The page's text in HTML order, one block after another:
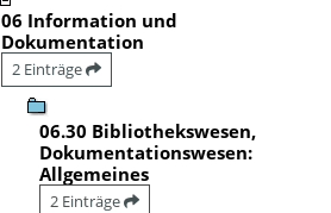
06 Information und
Dokumentation
2 Einträge
06.30 Bibliothekswesen,
Dokumentationswesen:
Allgemeines
2 Einträge